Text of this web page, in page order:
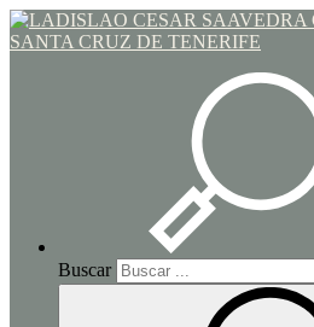
Buscar
Toggle navigation